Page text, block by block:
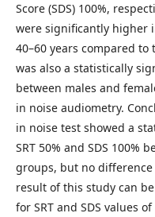
Score (SDS) 100%,
were significantly higher
40–60 years compared to
was also a statistically
between males and
in noise audiometry.
in noise test showed a
SRT 50% and SDS 100%
groups, but no
result of this study can
for SRT and SDS values